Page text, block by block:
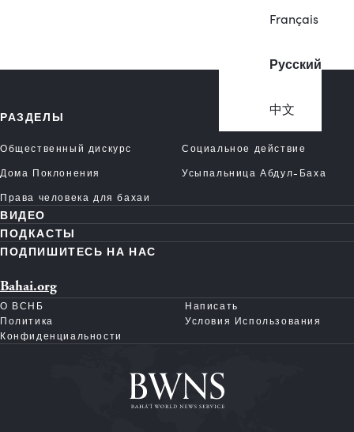
Français
Русский
中文
РАЗДЕЛЫ
Общественный дискурс
Социальное действие
Дома Поклонения
Усыпальница Абдул-Баха
Права человека для бахаи
ВИДЕО
ПОДКАСТЫ
ПОДПИШИТЕСЬ НА НАС
Bahai.org
О ВСНБ
Написать
Политика
Конфиденциальности
Условия Использования